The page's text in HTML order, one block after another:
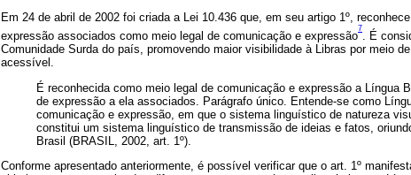
Em 24 de abril de 2002 foi criada a Lei 10.436 que, em seu artigo 1º,
expressão associados como meio legal de comunicação e expressão
7
. É
Comunidade Surda do país, promovendo maior visibilidade à Libras por meio
acessível.
É reconhecida como meio legal de comunicação e expressão a Língua
de expressão a ela associados. Parágrafo único. Entende-se como
comunicação e expressão, em que o sistema linguístico de natureza
constitui um sistema linguístico de transmissão de ideias e fatos,
Brasil (BRASIL, 2002, art. 1º).
Conforme apresentado anteriormente, é possível verificar que o art. 1º